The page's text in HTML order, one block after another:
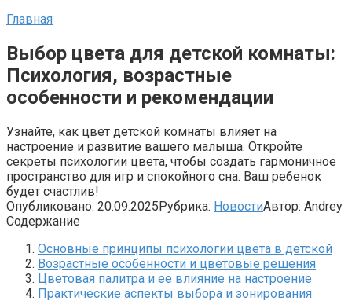
Главная
Выбор цвета для детской комнаты:
Психология, возрастные
особенности и рекомендации
Узнайте, как цвет детской комнаты влияет на
настроение и развитие вашего малыша. Откройте
секреты психологии цвета, чтобы создать гармоничное
пространство для игр и спокойного сна. Ваш ребенок
будет счастлив!
Опубликовано: 20.09.2025Рубрика: НовостиАвтор: Andrey
Содержание
Основные принципы психологии цвета в детской
Возрастные особенности и цветовые решения
Цветовая палитра и ее влияние на настроение
Практические аспекты выбора и зонирования